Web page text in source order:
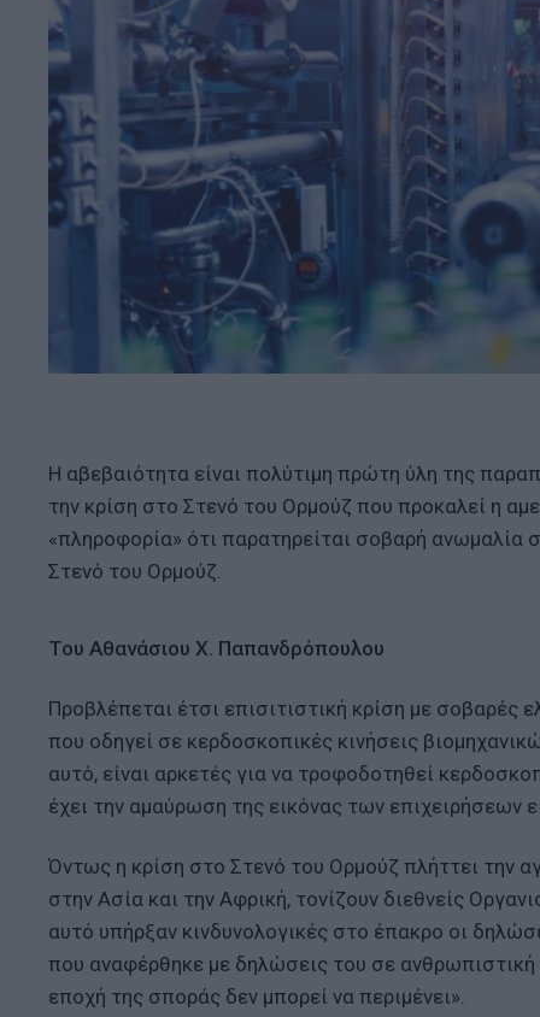
Η αβεβαιότητα είναι πολύτιμη πρώτη ύλη της
την κρίση στο Στενό του Ορμούζ που προκαλεί η
«πληροφορία» ότι παρατηρείται σοβαρή
Στενό του Ορμούζ.
Του Αθανάσιου Χ. Παπανδρόπουλου
Προβλέπεται έτσι επισιτιστική κρίση με σοβαρές
που οδηγεί σε κερδοσκοπικές κινήσεις
αυτό, είναι αρκετές για να τροφοδοτηθεί
έχει την αμαύρωση της εικόνας των επιχειρήσεων
Όντως η κρίση στο Στενό του Ορμούζ πλήττει την
στην Ασία και την Αφρική, τονίζουν διεθνείς
αυτό υπήρξαν κινδυνολογικές στο έπακρο οι
που αναφέρθηκε με δηλώσεις του σε
εποχή της σποράς δεν μπορεί να περιμένει».